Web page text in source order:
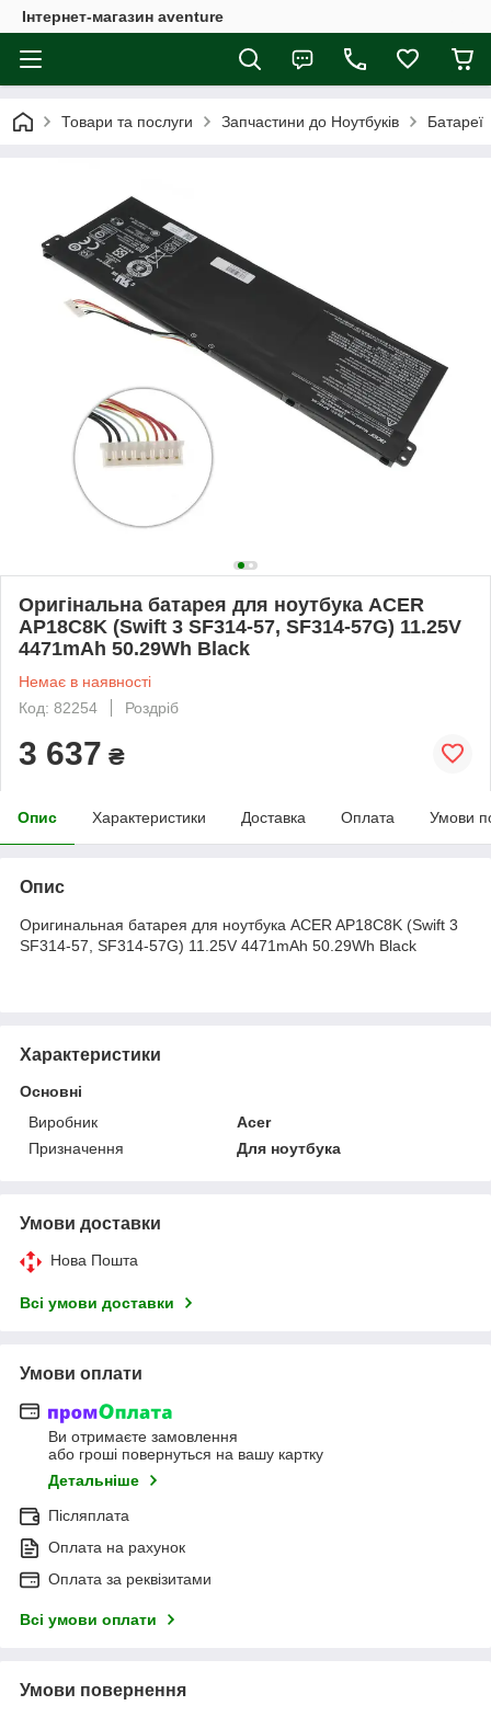
Інтернет-магазин aventure
Товари та послуги Запчастини до Ноутбуків Батареї
Оригінальна батарея для ноутбука ACER
AP18C8K (Swift 3 SF314-57, SF314-57G) 11.25V
4471mAh 50.29Wh Black
Немає в наявності
Код: 82254
Роздріб
3 637 ₴
Опис Характеристики Доставка Оплата Умови
Опис
Оригинальная батарея для ноутбука ACER AP18C8K (Swift 3
SF314-57, SF314-57G) 11.25V 4471mAh 50.29Wh Black
Характеристики
Основні
Виробник
Acer
Призначення
Для ноутбука
Умови доставки
Нова Пошта
Всі умови доставки
Умови оплати
Ви отримаєте замовлення
або гроші повернуться на вашу картку
Детальніше
Післяплата
Оплата на рахунок
Оплата за реквізитами
Всі умови оплати
Умови повернення